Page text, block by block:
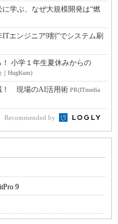
学ぶ、なぜ大規模開発は“燃
エンジニア9割”でシステム刷
小学１年生夏休みからの
HugKum)
！ 現場のAI活用術 PR(ITmedia
Recommended by
9